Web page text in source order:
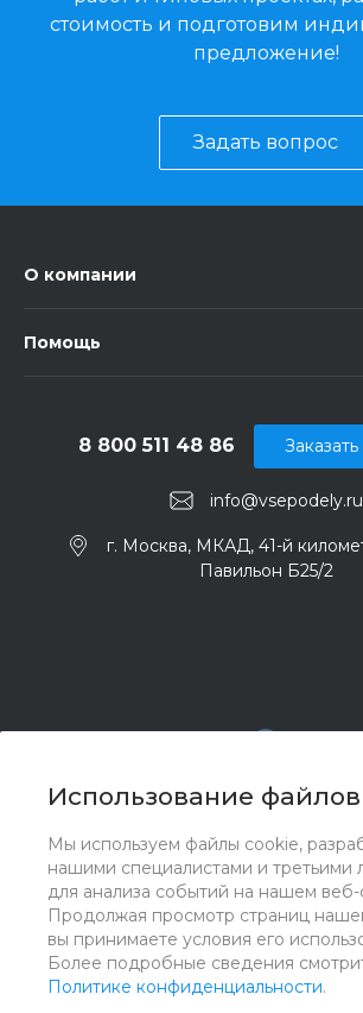
Использование
Мы используем файлы cookie,
нашими специалистами и третьими
для анализа событий на нашем веб-
Продолжая просмотр страниц
вы принимаете условия его
Более подробные сведения
Политике конфиденциальности.
стоимость и подготовим
предложение!
Задать вопрос
О компании
Помощь
info@vsepodely.ru
8 800 511 48 86
г. Москва, МКАД, 41-й
Павильон Б25/2
© 2017 - 2026 ООО "Комплектстрой
защищены